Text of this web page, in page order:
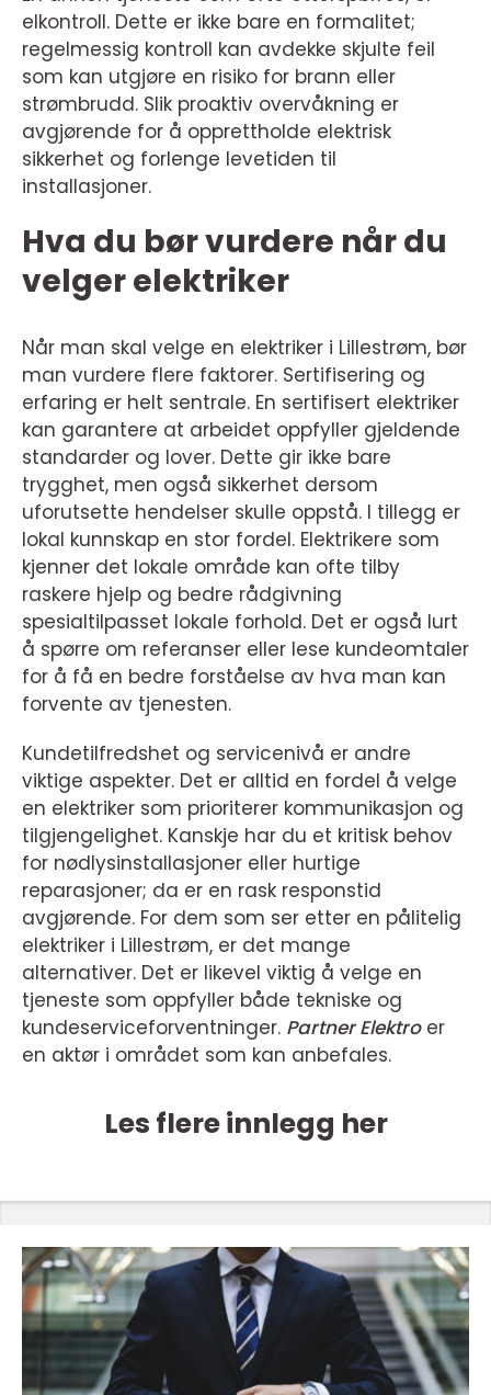
elkontroll. Dette er ikke bare en formalitet;
regelmessig kontroll kan avdekke skjulte feil
som kan utgjøre en risiko for brann eller
strømbrudd. Slik proaktiv overvåkning er
avgjørende for å opprettholde elektrisk
sikkerhet og forlenge levetiden til
installasjoner.
Hva du bør vurdere når du
velger elektriker
Når man skal velge en elektriker i Lillestrøm, bør
man vurdere flere faktorer. Sertifisering og
erfaring er helt sentrale. En sertifisert elektriker
kan garantere at arbeidet oppfyller gjeldende
standarder og lover. Dette gir ikke bare
trygghet, men også sikkerhet dersom
uforutsette hendelser skulle oppstå. I tillegg er
lokal kunnskap en stor fordel. Elektrikere som
kjenner det lokale område kan ofte tilby
raskere hjelp og bedre rådgivning
spesialtilpasset lokale forhold. Det er også lurt
å spørre om referanser eller lese kundeomtaler
for å få en bedre forståelse av hva man kan
forvente av tjenesten.
Kundetilfredshet og servicenivå er andre
viktige aspekter. Det er alltid en fordel å velge
en elektriker som prioriterer kommunikasjon og
tilgjengelighet. Kanskje har du et kritisk behov
for nødlysinstallasjoner eller hurtige
reparasjoner; da er en rask responstid
avgjørende. For dem som ser etter en pålitelig
elektriker i Lillestrøm, er det mange
alternativer. Det er likevel viktig å velge en
tjeneste som oppfyller både tekniske og
kundeserviceforventninger. Partner Elektroer
en aktør i området som kan anbefales.
Les flere innlegg her